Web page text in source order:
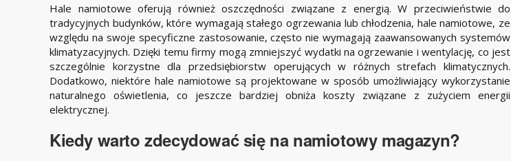
Hale namiotowe oferują również oszczędności związane z energią. W przeciwieństwie do
tradycyjnych budynków, które wymagają stałego ogrzewania lub chłodzenia, hale namiotowe, ze
względu na swoje specyficzne zastosowanie, często nie wymagają zaawansowanych systemów
klimatyzacyjnych. Dzięki temu firmy mogą zmniejszyć wydatki na ogrzewanie i wentylację, co jest
szczególnie korzystne dla przedsiębiorstw operujących w różnych strefach klimatycznych.
Dodatkowo, niektóre hale namiotowe są projektowane w sposób umożliwiający wykorzystanie
naturalnego oświetlenia, co jeszcze bardziej obniża koszty związane z zużyciem energii
elektrycznej.
Kiedy warto zdecydować się na namiotowy magazyn?